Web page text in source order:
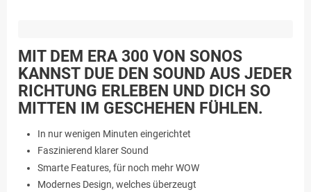
MIT DEM ERA 300 VON SONOS
KANNST DUE DEN SOUND AUS JEDER
RICHTUNG ERLEBEN UND DICH SO
MITTEN IM GESCHEHEN FÜHLEN.
In nur wenigen Minuten eingerichtet
Faszinierend klarer Sound
Smarte Features, für noch mehr WOW
Modernes Design, welches überzeugt